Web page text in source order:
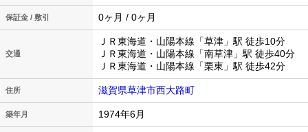
保証金 / 敷引 0ヶ月 / 0ヶ月
交通
ＪＲ東海道・山陽本線「草津」駅 徒歩10分
ＪＲ東海道・山陽本線「南草津」駅 徒歩40分
ＪＲ東海道・山陽本線「栗東」駅 徒歩42分
住所 滋賀県草津市西大路町
築年月 1974年6月